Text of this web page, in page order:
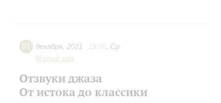
01 декабря, 2021 19:00, Ср
Малый зал
Отзвуки джаза
От истока до классики